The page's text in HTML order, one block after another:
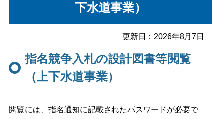
くらし・行政情報トップ
子育て・教育
しごと・産業 緊急・防災
下水道事業）
更新日： 2026年8月7日
指名競争入札の設計図書等閲覧
（上下水道事業）
閲覧には、指名通知に記載されたパスワードが必要で